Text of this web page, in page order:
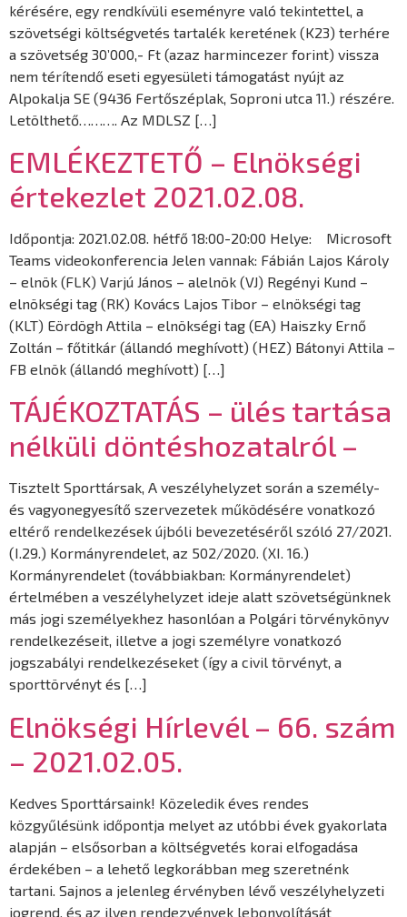
kérésére, egy rendkívüli eseményre való tekintettel, a
szövetségi költségvetés tartalék keretének (K23) terhére
a szövetség 30’000,- Ft (azaz harmincezer forint) vissza
nem térítendő eseti egyesületi támogatást nyújt az
Alpokalja SE (9436 Fertőszéplak, Soproni utca 11.) részére.
Letölthető………. Az MDLSZ […]
EMLÉKEZTETŐ – Elnökségi
értekezlet 2021.02.08.
Időpontja: 2021.02.08. hétfő 18:00-20:00 Helye: Microsoft
Teams videokonferencia Jelen vannak: Fábián Lajos Károly
– elnök (FLK) Varjú János – alelnök (VJ) Regényi Kund –
elnökségi tag (RK) Kovács Lajos Tibor – elnökségi tag
(KLT) Eördögh Attila – elnökségi tag (EA) Haiszky Ernő
Zoltán – főtitkár (állandó meghívott) (HEZ) Bátonyi Attila –
FB elnök (állandó meghívott) […]
TÁJÉKOZTATÁS – ülés tartása
nélküli döntéshozatalról –
Tisztelt Sporttársak, A veszélyhelyzet során a személy-
és vagyonegyesítő szervezetek működésére vonatkozó
eltérő rendelkezések újbóli bevezetéséről szóló 27/2021.
(I.29.) Kormányrendelet, az 502/2020. (XI. 16.)
Kormányrendelet (továbbiakban: Kormányrendelet)
értelmében a veszélyhelyzet ideje alatt szövetségünknek
más jogi személyekhez hasonlóan a Polgári törvénykönyv
rendelkezéseit, illetve a jogi személyre vonatkozó
jogszabályi rendelkezéseket (így a civil törvényt, a
sporttörvényt és […]
Elnökségi Hírlevél – 66. szám
– 2021.02.05.
Kedves Sporttársaink! Közeledik éves rendes
közgyűlésünk időpontja melyet az utóbbi évek gyakorlata
alapján – elsősorban a költségvetés korai elfogadása
érdekében – a lehető legkorábban meg szeretnénk
tartani. Sajnos a jelenleg érvényben lévő veszélyhelyzeti
jogrend, és az ilyen rendezvények lebonyolítását